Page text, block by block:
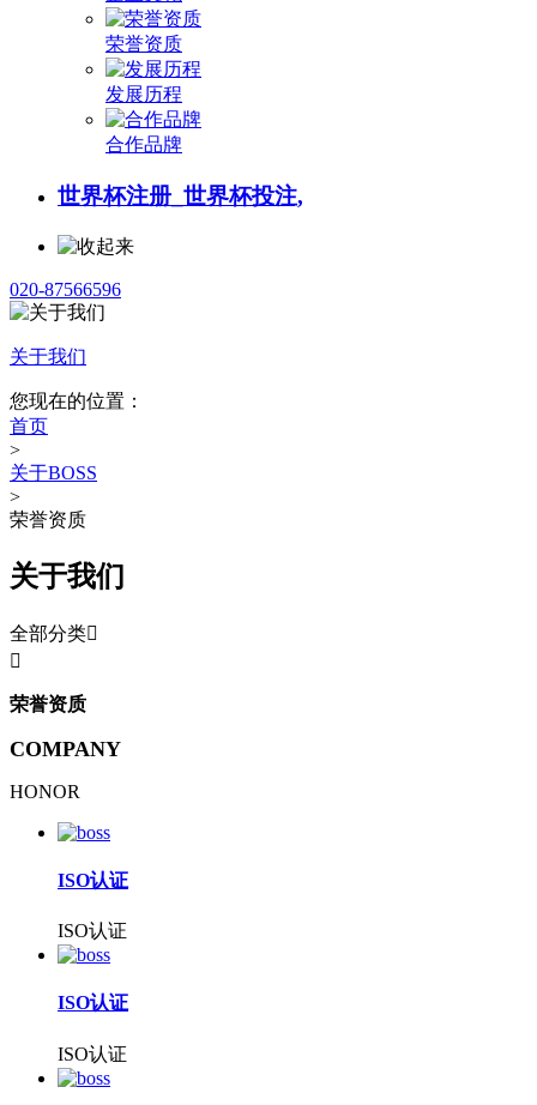
荣誉资质
发展历程
合作品牌
世界杯注册_世界杯投注,
020-87566596
关于我们
您现在的位置：
首页
>
关于BOSS
>
荣誉资质
关于我们
全部分类

荣誉资质
COMPANY
HONOR
ISO认证
ISO认证
ISO认证
ISO认证